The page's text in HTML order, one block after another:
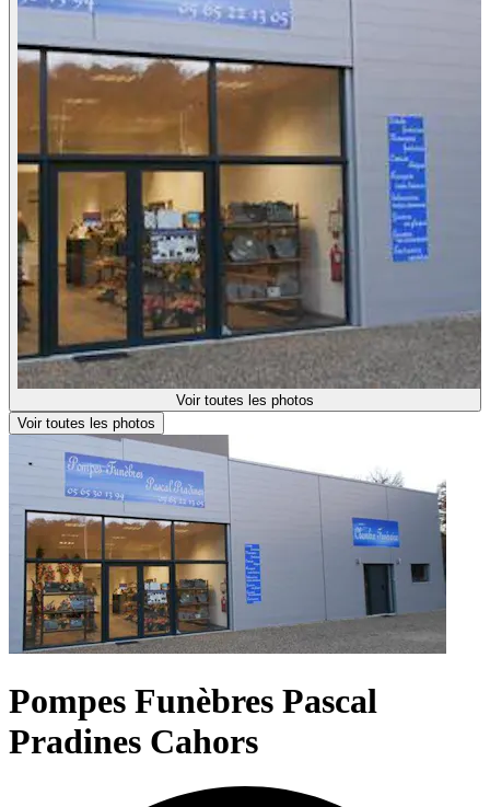
Voir toutes les photos
Voir toutes les photos
Pompes Funèbres Pascal
Pradines Cahors